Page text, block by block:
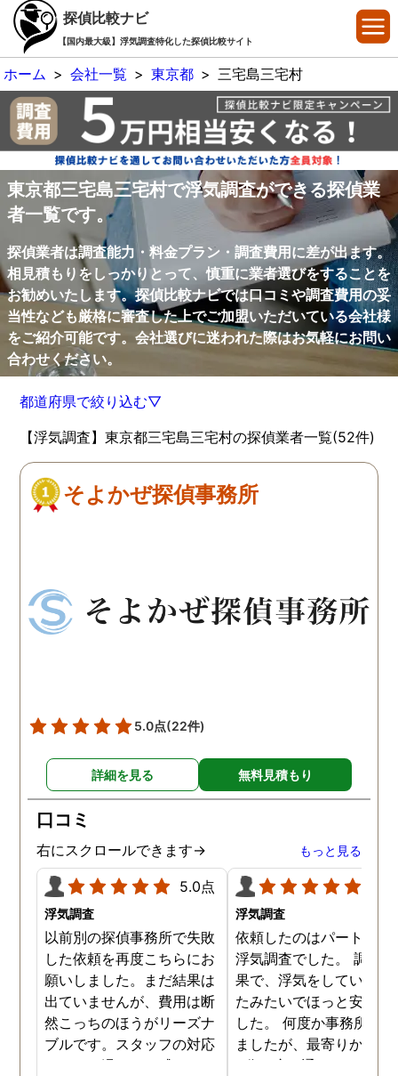
探偵比較ナビ
【国内最大級】浮気調査特化した探偵比較サイト
ホーム > 会社一覧 > 東京都 > 三宅島三宅村
東京都三宅島三宅村で浮気調査ができる探偵業
者一覧です。
探偵業者は調査能力・料金プラン・調査費用に差が出ます。
相見積もりをしっかりとって、慎重に業者選びをすることを
お勧めいたします。探偵比較ナビでは口コミや調査費用の妥
当性なども厳格に審査した上でご加盟いただいている会社様
をご紹介可能です。会社選びに迷われた際はお気軽にお問い
合わせください。
都道府県で絞り込む▽
【浮気調査】東京都三宅島三宅村の探偵業者一覧(52件)
そよかぜ探偵事務所
5.0点(22件)
詳細を見る 無料見積もり
口コミ
右にスクロールできます→ もっと見る
5.0点
浮気調査
以前別の探偵事務所で失敗
した依頼を再度こちらにお
願いしました。まだ結果は
出ていませんが、費用は断
然こっちのほうがリーズナ
ブルです。スタッフの対応
なんかも温かみを感じま
浮気調査
依頼したのはパートナー
浮気調査でした。 調査
果で、浮気をしていなか
たみたいでほっと安心し
した。 何度か事務所に
ましたが、最寄りから徒
3分程度で通いやすかっ